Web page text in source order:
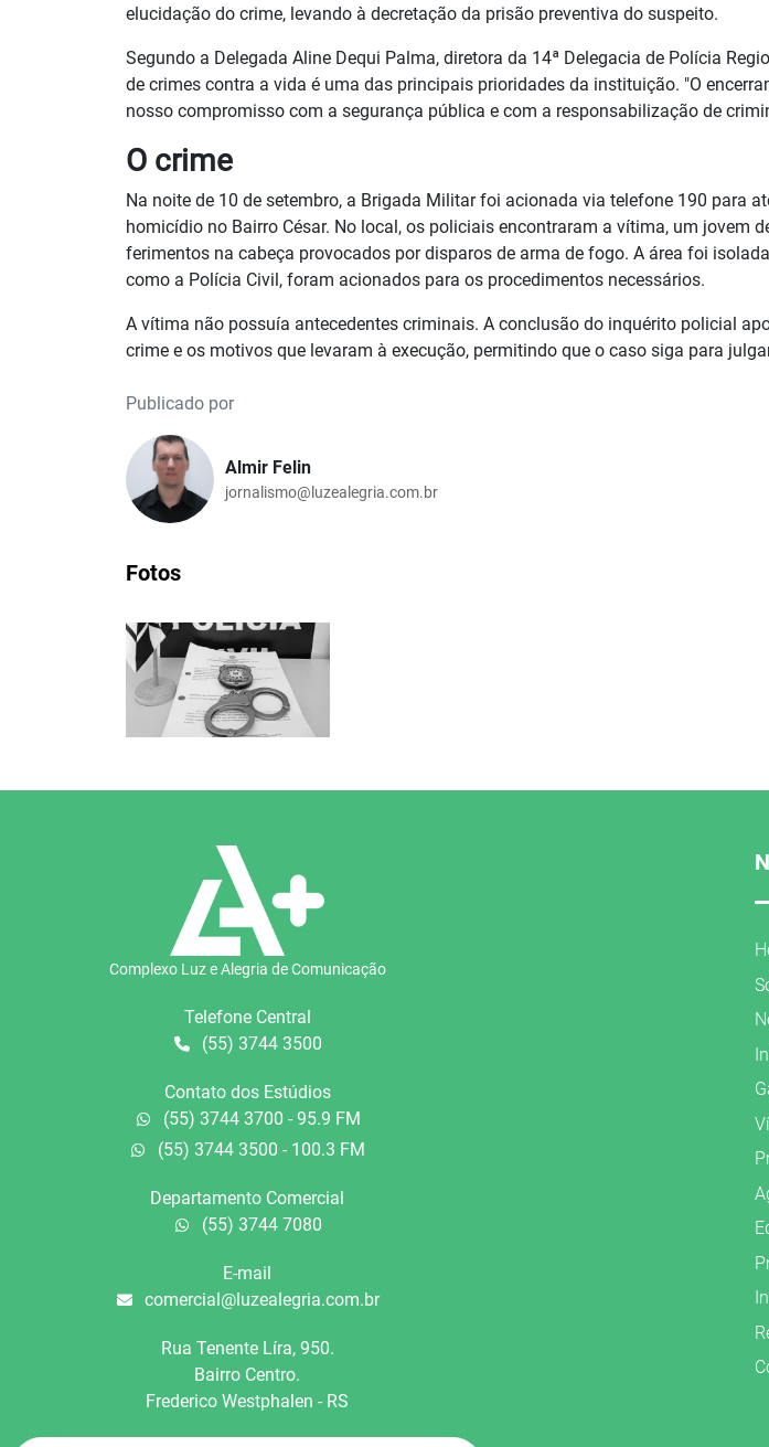
elucidação do crime, levando à decretação da prisão preventiva do suspeito.
Segundo a Delegada Aline Dequi Palma, diretora da 14ª Delegacia de Polícia
de crimes contra a vida é uma das principais prioridades da instituição. "O
nosso compromisso com a segurança pública e com a responsabilização de
O crime
Na noite de 10 de setembro, a Brigada Militar foi acionada via telefone 190 para
homicídio no Bairro César. No local, os policiais encontraram a vítima, um jovem
ferimentos na cabeça provocados por disparos de arma de fogo. A área foi
como a Polícia Civil, foram acionados para os procedimentos necessários.
A vítima não possuía antecedentes criminais. A conclusão do inquérito policial
crime e os motivos que levaram à execução, permitindo que o caso siga para
Publicado por
Almir Felin
jornalismo@luzealegria.com.br
Fotos
Complexo Luz e Alegria de Comunicação
Telefone Central
(55) 3744 3500
Contato dos Estúdios
(55) 3744 3700 - 95.9 FM
(55) 3744 3500 - 100.3 FM
Departamento Comercial
(55) 3744 7080
E-mail
comercial@luzealegria.com.br
Rua Tenente Líra, 950.
Bairro Centro.
Frederico Westphalen - RS